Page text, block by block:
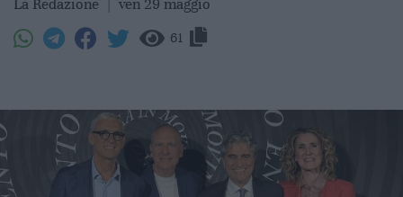
La Redazione ven 29 maggio
61